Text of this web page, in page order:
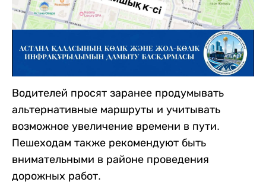
Водителей просят заранее продумывать
альтернативные маршруты и учитывать
возможное увеличение времени в пути.
Пешеходам также рекомендуют быть
внимательными в районе проведения
дорожных работ.